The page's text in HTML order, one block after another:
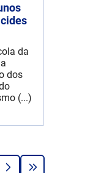
da
dos
(...)